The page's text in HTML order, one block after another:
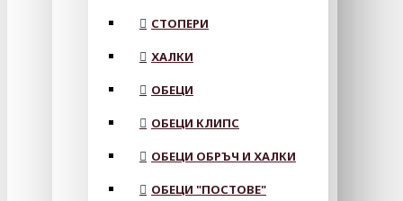
СТОПЕРИ
ХАЛКИ
ОБЕЦИ
ОБЕЦИ КЛИПС
ОБЕЦИ ОБРЪЧ И ХАЛКИ
ОБЕЦИ "ПОСТОВЕ"